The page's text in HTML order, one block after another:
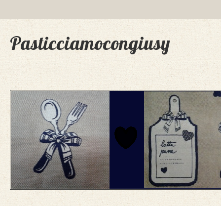
Pasticciamocongiusy